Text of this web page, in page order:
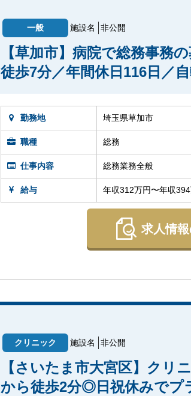
一般 施設名 非公開
【草加市】病院で総務事務
徒歩7分／年間休日116日／
勤務地 埼玉県草加市
職種 総務
仕事内容 総務業務全般
給与 年収312万円〜年収
求人情
クリニック 施設名 非公開
【さいたま市大宮区】クリ
から徒歩2分◎日祝休みでプ